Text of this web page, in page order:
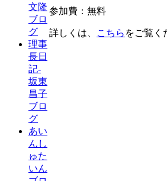
文隆
ブロ
グ
理事
長日
記-
坂東
昌子
ブロ
グ
あい
んし
ゅた
いん
参加費：無料
詳しくは、 こちら をご覧く